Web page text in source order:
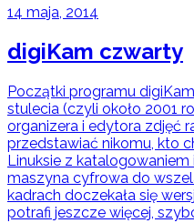
14 maja, 2014
digiKam czwarty
Początki programu
stulecia (czyli około 2001
organizera i edytora zdjęć
przedstawiać nikomu, kto
Linuksie z
maszyna cyfrowa do
kadrach doczekała się
potrafi jeszcze więcej,